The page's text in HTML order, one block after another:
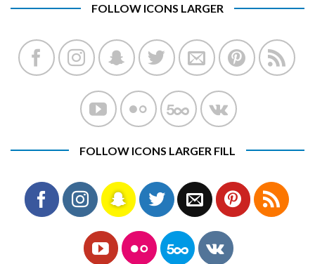
FOLLOW ICONS LARGER
FOLLOW ICONS LARGER FILL